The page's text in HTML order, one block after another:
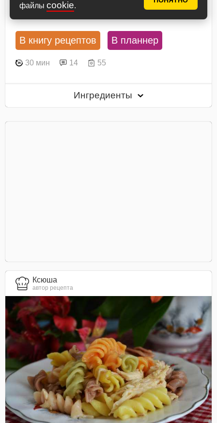
файлы cookie.
Посмотреть рецепт
В книгу рецептов В планнер
30 мин 14 55
Ингредиенты
Ксюша
автор рецепта